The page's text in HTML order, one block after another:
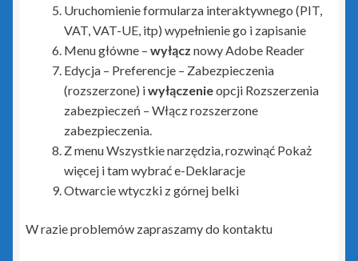
zielony PLUS dla InsERT GT
Insert Nexo i Nexo Pro
Biuro Nexo
Gestor Nexo
Gestor Nexo Pro
Gratyfikant Nexo
Uruchomienie formularza interaktywnego (PIT,
VAT, VAT-UE, itp) wypełnienie go i zapisanie
Menu główne – wyłącz nowy Adobe Reader
Edycja – Preferencje – Zabezpieczenia
(rozszerzone) iwyłączenieopcji Rozszerzenia
zabezpieczeń – Włącz rozszerzone
zabezpieczenia.
Z menu Wszystkie narzędzia, rozwinąć Pokaż
więcej i tam wybrać e-Deklaracje
Otwarcie wtyczki z górnej belki
W razie problemów zapraszamy do kontaktu